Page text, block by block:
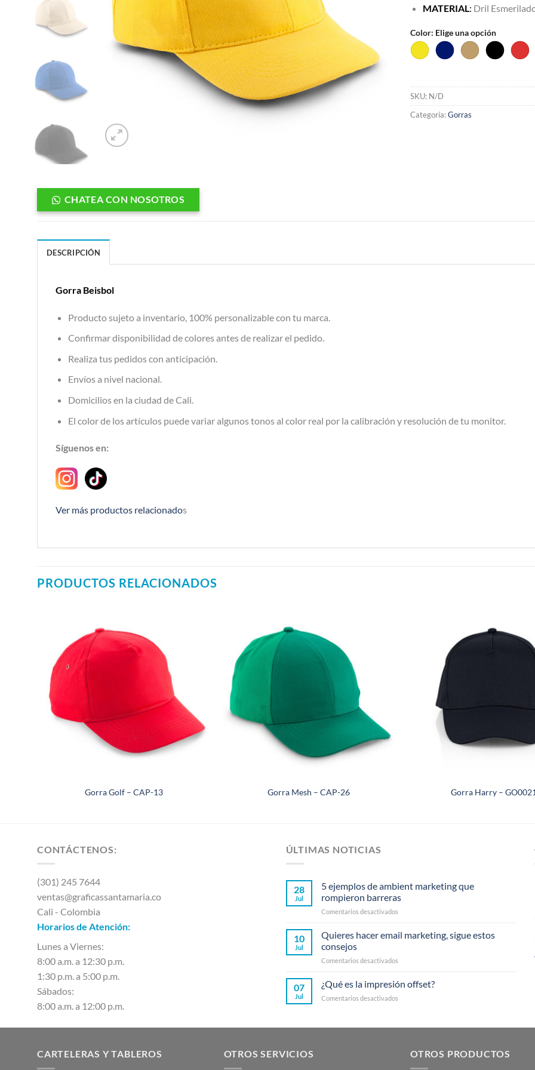
MATERIAL: Dril
Color: Elige una opción
SKU: N/D
Categoría:Gorras
CHATEA CON NOSOTROS
DESCRIPCIÓN
Gorra Beisbol
Producto sujeto a inventario, 100% personalizable con tu marca.
Confirmar disponibilidad de colores antes de realizar el pedido.
Realiza tus pedidos con anticipación.
Envíos a nivel nacional.
Domicilios en la ciudad de Cali.
El color de los artículos puede variar algunos tonos al color real por la calibración y resolución de tu monitor.
Síguenos en:
Ver más productos relacionados
PRODUCTOS RELACIONADOS
Gorra Golf – CAP-13 Gorra Mesh – CAP-26 Gorra Harry –
CONTÁCTENOS:
(301) 245 7644
ventas@graficassantamaria.co
Cali - Colombia
Horarios de Atención:
Lunes a Viernes:
8:00 a.m. a 12:30 p.m.
1:30 p.m. a 5:00 p.m.
Sábados:
8:00 a.m. a 12:00 p.m.
ÚLTIMAS NOTICIAS
28
Jul
5 ejemplos de ambient marketing que
rompieron barreras
Comentarios desactivadosen
ejemplos
marketing
rompieron
10
Jul
Quieres hacer email marketing, sigue estos
consejos
Comentarios desactivadosen
hacer
marketing,
07
Jul
¿Qué es la impresión offset?
Comentarios desactivadosen
la
CARTELERAS Y TABLEROS OTROS SERVICIOS OTROS PRODUCTOS